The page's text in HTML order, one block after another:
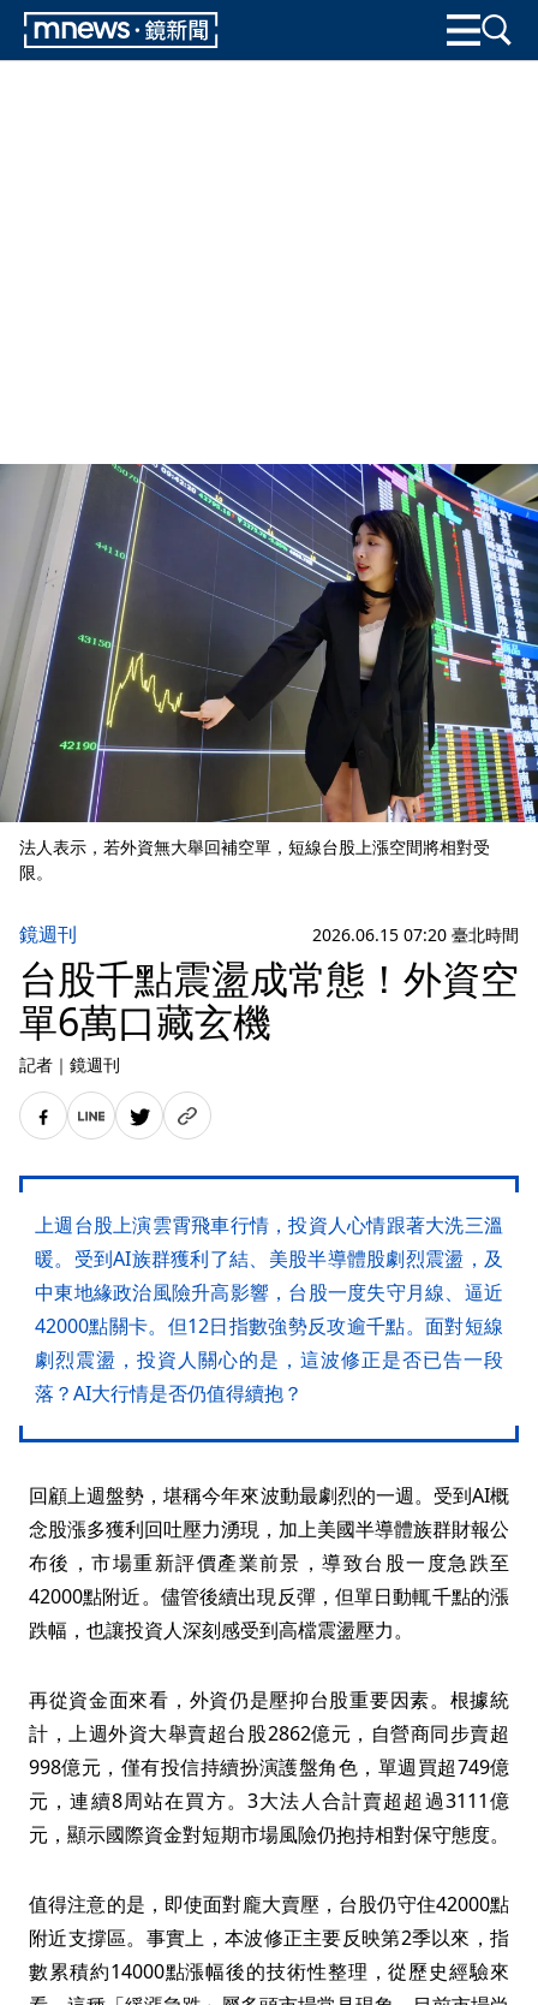
法人表示，若外資無大舉回補空單，短線台股上漲空間將相對受
限。
鏡週刊 2026.06.15 07:20 臺北時間
台股千點震盪成常態！外資空
單6萬口藏玄機
記者 ｜ 鏡週刊
上週台股上演雲霄飛車行情，投資人心情跟著大洗三溫
暖。受到AI族群獲利了結、美股半導體股劇烈震盪，及
中東地緣政治風險升高影響，台股一度失守月線、逼近
42000點關卡。但12日指數強勢反攻逾千點。面對短線
劇烈震盪，投資人關心的是，這波修正是否已告一段
落？AI大行情是否仍值得續抱？
回顧上週盤勢，堪稱今年來波動最劇烈的一週。受到AI概
念股漲多獲利回吐壓力湧現，加上美國半導體族群財報公
布後，市場重新評價產業前景，導致台股一度急跌至
42000點附近。儘管後續出現反彈，但單日動輒千點的漲
跌幅，也讓投資人深刻感受到高檔震盪壓力。
再從資金面來看，外資仍是壓抑台股重要因素。根據統
計，上週外資大舉賣超台股2862億元，自營商同步賣超
998億元，僅有投信持續扮演護盤角色，單週買超749億
元，連續8周站在買方。3大法人合計賣超超過3111億
元，顯示國際資金對短期市場風險仍抱持相對保守態度。
值得注意的是，即使面對龐大賣壓，台股仍守住42000點
附近支撐區。事實上，本波修正主要反映第2季以來，指
數累積約14000點漲幅後的技術性整理，從歷史經驗來